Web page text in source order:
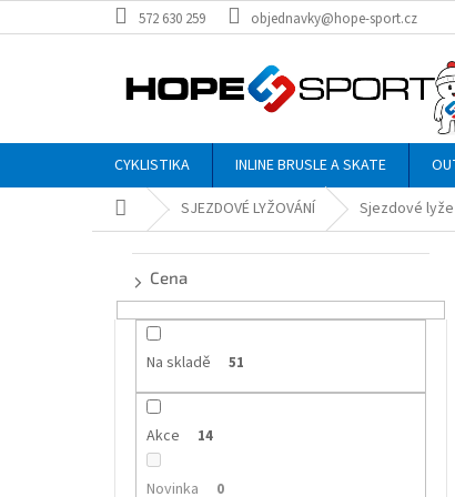
na
572 630 259 objednavky@hope-sport.cz
CYKLISTIKA INLINE BRUSLE A SKATE
Domů SJEZDOVÉ LYŽOVÁNÍ Sjezdové lyže
Cena
Na skladě 51
Akce 14
Novinka 0